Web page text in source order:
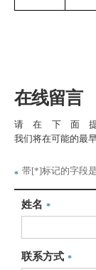
在线留言
请在下面
我们将在可能的最
* 带[*]标记的字段
姓名 *
联系方式 *